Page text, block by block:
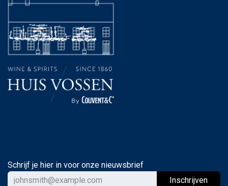
Schrijf je hier in voor onze nieuwsbrief
Inschrijven